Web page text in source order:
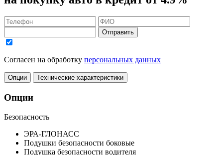
Отправить
Согласен на обработку персональных данных
Опции Технические характеристики
Опции
Безопасность
ЭРА-ГЛОНАСС
Подушки безопасности боковые
Подушка безопасности водителя